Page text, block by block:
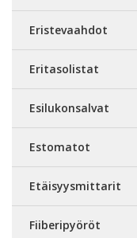
Eristevaahdot
Eritasolistat
Esilukonsalvat
Estomatot
Etäisyysmittarit
Fiiberipyöröt